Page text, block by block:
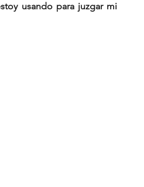
usando para juzgar mi